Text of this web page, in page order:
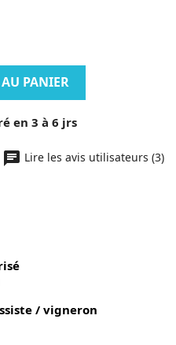
PANIER
en 3 à 6 jrs
Lire les avis utilisateurs (3)
/ vigneron